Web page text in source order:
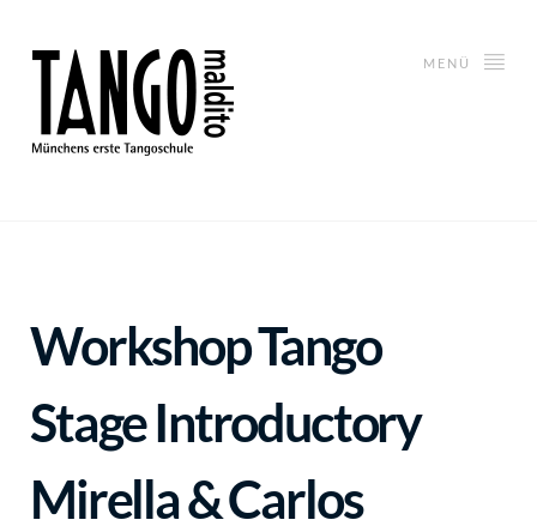
MENÜ
Workshop Tango
Stage Introductory
Mirella & Carlos